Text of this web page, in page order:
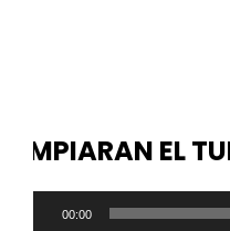
LIMPIARAN EL
00:00